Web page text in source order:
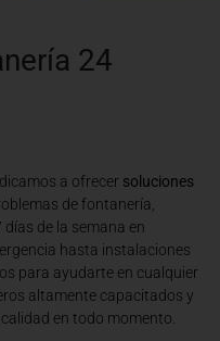
24
a ofrecer soluciones
de fontanería,
de la semana en
hasta instalaciones
para ayudarte en cualquier
altamente capacitados y
en todo momento.